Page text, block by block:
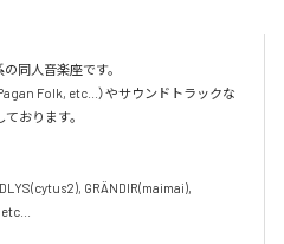
同人音楽座です。
Folk, etc...）やサウンドトラックな
おります。
GRÄNDIR(maimai),